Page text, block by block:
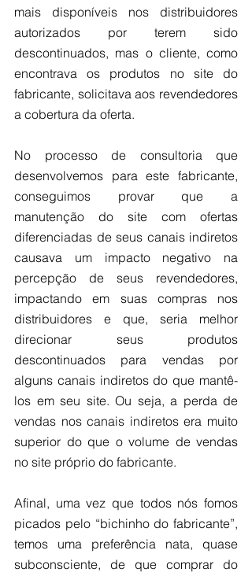
mais disponíveis nos distribuidores
autorizados por terem sido
descontinuados, mas o cliente, como
encontrava os produtos no site do
fabricante, solicitava aos revendedores
a cobertura da oferta.
No processo de consultoria que
desenvolvemos para este fabricante,
conseguimos provar que a
manutenção do site com ofertas
diferenciadas de seus canais indiretos
causava um impacto negativo na
percepção de seus revendedores,
impactando em suas compras nos
distribuidores e que, seria melhor
direcionar seus produtos
descontinuados para vendas por
alguns canais indiretos do que mantê-
los em seu site. Ou seja, a perda de
vendas nos canais indiretos era muito
superior do que o volume de vendas
no site próprio do fabricante.
Afinal, uma vez que todos nós fomos
picados pelo “bichinho do fabricante”,
temos uma preferência nata, quase
subconsciente, de que comprar do